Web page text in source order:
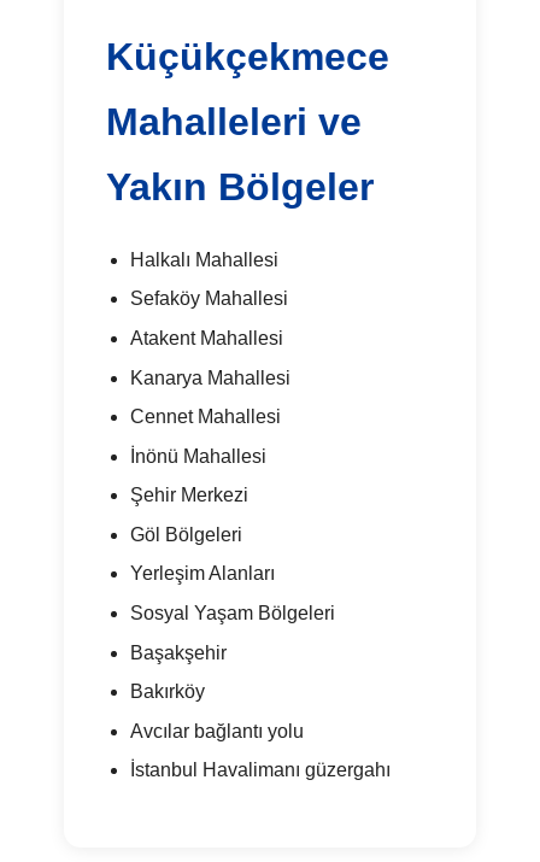
Küçükçekmece
Mahalleleri ve
Yakın Bölgeler
Halkalı Mahallesi
Sefaköy Mahallesi
Atakent Mahallesi
Kanarya Mahallesi
Cennet Mahallesi
İnönü Mahallesi
Şehir Merkezi
Göl Bölgeleri
Yerleşim Alanları
Sosyal Yaşam Bölgeleri
Başakşehir
Bakırköy
Avcılar bağlantı yolu
İstanbul Havalimanı güzergahı